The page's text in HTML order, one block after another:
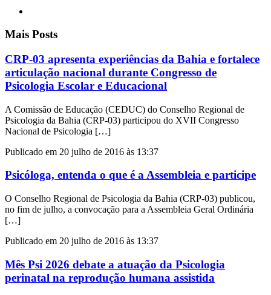
Mais Posts
CRP-03 apresenta experiências da Bahia e fortalece
articulação nacional durante Congresso de
Psicologia Escolar e Educacional
A Comissão de Educação (CEDUC) do Conselho Regional de
Psicologia da Bahia (CRP-03) participou do XVII Congresso
Nacional de Psicologia […]
Publicado em 20 julho de 2016 às 13:37
Psicóloga, entenda o que é a Assembleia e participe
O Conselho Regional de Psicologia da Bahia (CRP-03) publicou,
no fim de julho, a convocação para a Assembleia Geral Ordinária
[…]
Publicado em 20 julho de 2016 às 13:37
Mês Psi 2026 debate a atuação da Psicologia
perinatal na reprodução humana assistida